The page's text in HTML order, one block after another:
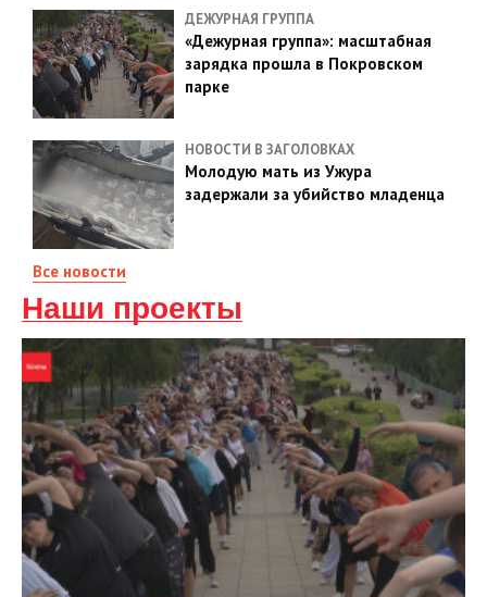
ДЕЖУРНАЯ ГРУППА
«Дежурная группа»: масштабная
зарядка прошла в Покровском
парке
НОВОСТИ В ЗАГОЛОВКАХ
Молодую мать из Ужура
задержали за убийство младенца
Все новости
Наши проекты